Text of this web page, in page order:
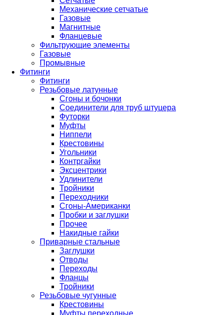
Механические сетчатые
Газовые
Магнитные
Фланцевые
Фильтрующие элементы
Газовые
Промывные
Фитинги
Фитинги
Резьбовые латунные
Сгоны и бочонки
Соединители для труб штуцера
Футорки
Муфты
Ниппели
Крестовины
Угольники
Контргайки
Эксцентрики
Удлинители
Тройники
Переходники
Сгоны-Американки
Пробки и заглушки
Прочее
Накидные гайки
Приварные стальные
Заглушки
Отводы
Переходы
Фланцы
Тройники
Резьбовые чугунные
Крестовины